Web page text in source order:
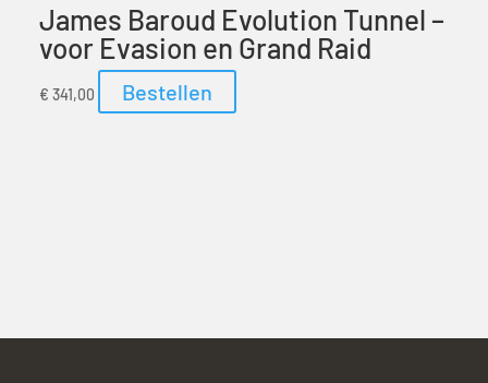
James Baroud Evolution Tunnel –
voor Evasion en Grand Raid
€ 341,00 Bestellen